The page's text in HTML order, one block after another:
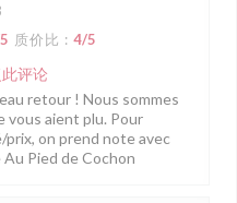
质价比 : 4/5
评论
retour ! Nous sommes
vous aient plu. Pour
on prend note avec
Pied de Cochon